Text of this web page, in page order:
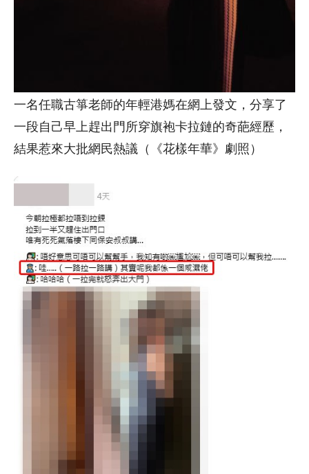
一名任職古箏老師的年輕港媽在網上發文，分享了
一段自己早上趕出門所穿旗袍卡拉鏈的奇葩經歷，
結果惹來大批網民熱議（《花樣年華》劇照）